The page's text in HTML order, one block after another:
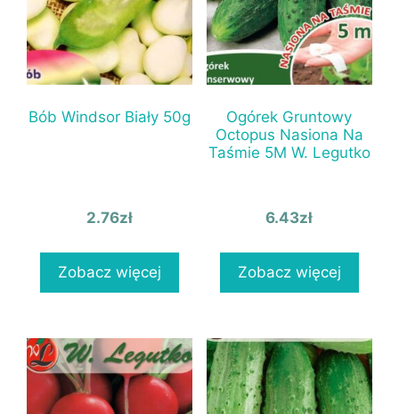
Bób Windsor Biały 50g
2.76zł
Zobacz więcej
Ogórek Gruntowy
Octopus Nasiona Na
Taśmie 5M W. Legutko
6.43zł
Zobacz więcej